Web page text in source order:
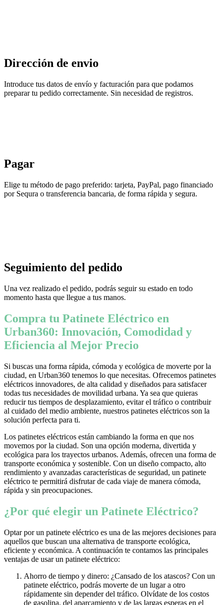
Dirección de envio
Introduce tus datos de envío y facturación para que podamos
preparar tu pedido correctamente. Sin necesidad de registros.
Pagar
Elige tu método de pago preferido: tarjeta, PayPal, pago financiado
por Sequra o transferencia bancaria, de forma rápida y segura.
Seguimiento del pedido
Una vez realizado el pedido, podrás seguir su estado en todo
momento hasta que llegue a tus manos.
Compra tu Patinete Eléctrico en
Urban360: Innovación, Comodidad y
Eficiencia al Mejor Precio
Si buscas una forma rápida, cómoda y ecológica de moverte por la
ciudad, en Urban360 tenemos lo que necesitas. Ofrecemos patinetes
eléctricos innovadores, de alta calidad y diseñados para satisfacer
todas tus necesidades de movilidad urbana. Ya sea que quieras
reducir tus tiempos de desplazamiento, evitar el tráfico o contribuir
al cuidado del medio ambiente, nuestros patinetes eléctricos son la
solución perfecta para ti.
Los patinetes eléctricos están cambiando la forma en que nos
movemos por la ciudad. Son una opción moderna, divertida y
ecológica para los trayectos urbanos. Además, ofrecen una forma de
transporte económica y sostenible. Con un diseño compacto, alto
rendimiento y avanzadas características de seguridad, un patinete
eléctrico te permitirá disfrutar de cada viaje de manera cómoda,
rápida y sin preocupaciones.
¿Por qué elegir un Patinete Eléctrico?
Optar por un patinete eléctrico es una de las mejores decisiones para
aquellos que buscan una alternativa de transporte ecológica,
eficiente y económica. A continuación te contamos las principales
ventajas de usar un patinete eléctrico:
Ahorro de tiempo y dinero: ¿Cansado de los atascos? Con un
patinete eléctrico, podrás moverte de un lugar a otro
rápidamente sin depender del tráfico. Olvídate de los costos
de gasolina, del aparcamiento y de las largas esperas en el